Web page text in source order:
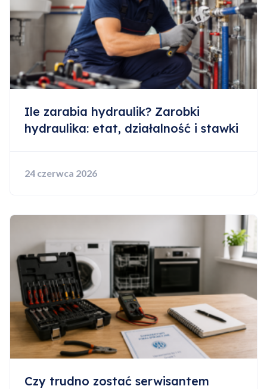
Ile zarabia hydraulik? Zarobki
hydraulika: etat, działalność i stawki
24 czerwca 2026
Czy trudno zostać serwisantem
Dodano do koszyka